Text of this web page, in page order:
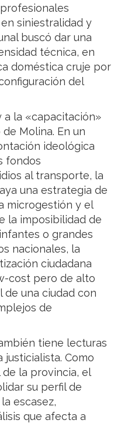
siniestralidad y
buscó dar una
técnica, en
doméstica cruje por
del
a la «capacitación»
Molina. En un
ideológica
fondos
al transporte, la
una estrategia de
microgestión y el
la imposibilidad de
o grandes
nacionales, la
ciudadana
cost pero de alto
de una ciudad con
de
tiene lecturas
Como
la provincia, el
su perfil de
escasez,
que afecta a